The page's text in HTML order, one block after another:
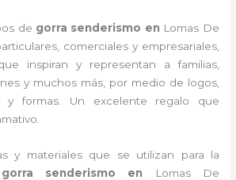
de gorra senderismo en Lomas De
comerciales y empresariales,
inspiran y representan a familias,
y muchos más, por medio de logos,
y formas. Un excelente regalo que
y materiales que se utilizan para la
gorra senderismo en
Lomas De